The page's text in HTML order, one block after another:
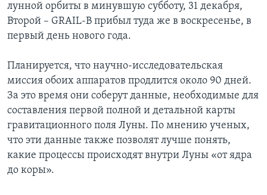
лунной орбиты в минувшую субботу, 31 декабря,
Второй – GRAIL-B прибыл туда же в воскресенье, в
первый день нового года.
Планируется, что научно-исследовательская
миссия обоих аппаратов продлится около 90 дней.
За это время они соберут данные, необходимые для
составления первой полной и детальной карты
гравитационного поля Луны. По мнению ученых,
что эти данные также позволят лучше понять,
какие процессы происходят внутри Луны «от ядра
до коры».